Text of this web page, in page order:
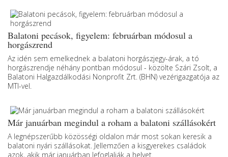
Balatoni pecások, figyelem: februárban módosul a
horgászrend
Az idén sem emelkednek a balatoni horgászjegy-árak, a tó
horgászrendje néhány pontban módosul - közölte Szári Zsolt, a
Balatoni Halgazdálkodási Nonprofit Zrt. (BHN) vezérigazgatója az
MTI-vel.
Már januárban megindul a roham a balatoni szállásokért
A legnépszerűbb közösségi oldalon már most sokan keresik a
balatoni nyári szállásokat. Jellemzően a kisgyerekes családok
azok, akik már januárban lefoglalják a helyet.